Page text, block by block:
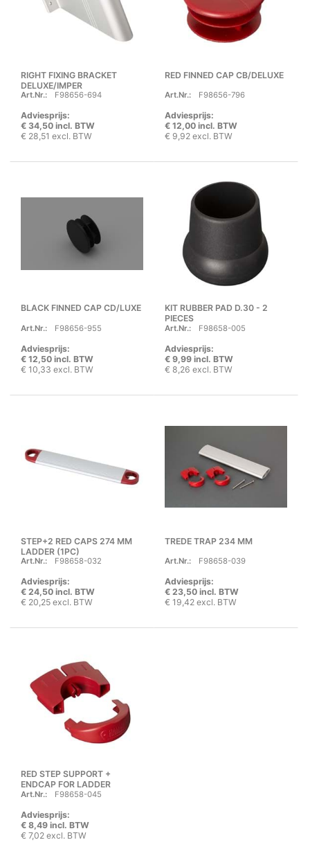
RIGHT FIXING BRACKET
DELUXE/IMPER
Art.Nr.: F98656-694
Adviesprijs:
€ 34,50 incl. BTW
€ 28,51 excl. BTW
RED FINNED CAP CB/DELUXE
Art.Nr.: F98656-796
Adviesprijs:
€ 12,00 incl. BTW
€ 9,92 excl. BTW
BLACK FINNED CAP CD/LUXE
Art.Nr.: F98656-955
Adviesprijs:
€ 12,50 incl. BTW
€ 10,33 excl. BTW
KIT RUBBER PAD D.30 - 2
PIECES
Art.Nr.: F98658-005
Adviesprijs:
€ 9,99 incl. BTW
€ 8,26 excl. BTW
STEP+2 RED CAPS 274 MM
LADDER (1PC)
Art.Nr.: F98658-032
Adviesprijs:
€ 24,50 incl. BTW
€ 20,25 excl. BTW
TREDE TRAP 234 MM
Art.Nr.: F98658-039
Adviesprijs:
€ 23,50 incl. BTW
€ 19,42 excl. BTW
RED STEP SUPPORT +
ENDCAP FOR LADDER
Art.Nr.: F98658-045
Adviesprijs:
€ 8,49 incl. BTW
€ 7,02 excl. BTW